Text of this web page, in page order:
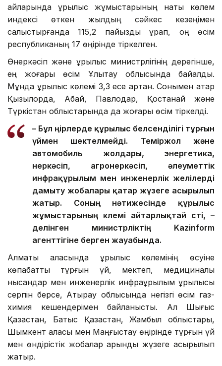
айларында құрылыс жұмыстарының нақты көлем
индексі өткен жылдың сәйкес кезеңімен
салыстырғанда 115,2 пайызды құрап, оң өсім
республиканың 17 өңірінде тіркелген.
Өнеркәсіп және құрылыс министрлігінің дерегінше,
ең жоғары өсім Ұлытау облысында байқалды.
Мұнда құрылыс көлемі 3,3 есе артқан. Сонымен қатар
Қызылорда, Абай, Павлодар, Қостанай және
Түркістан облыстарында да жоғары өсім тіркелді.
– Бұл өңірлерде құрылыс белсенділігі тұрғын
үймен шектелмейді. Теміржол және
автомобиль жолдары, энергетика,
өнеркәсіп, агроөнеркәсіп, әлеуметтік
инфрақұрылым мен инженерлік желілерді
дамыту жобалары қатар жүзеге асырылып
жатыр. Соның нәтижесінде құрылыс
жұмыстарының көлемі айтарлықтай өсті, –
делінген министрліктің Kazinform
агенттігіне берген жауабында.
Алматы қаласында құрылыс көлемінің өсуіне
көпқабатты тұрғын үй, мектеп, медициналық
нысандар мен инженерлік инфрақұрылым құрылысы
серпін берсе, Атырау облысында негізгі өсім газ-
химия кешендерімен байланысты. Ал Шығыс
Қазақстан, Батыс Қазақстан, Жамбыл облыстары,
Шымкент қаласы мен Маңғыстау өңірінде тұрғын үй
мен өндірістік жобалар қарқынды жүзеге асырылып
жатыр.